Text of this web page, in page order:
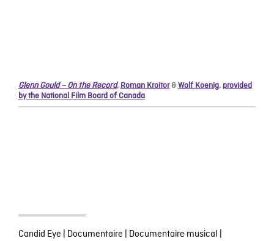
Glenn Gould – On the Record, Roman Kroitor&Wolf Koenig, provided
by the National Film Board of Canada
Candid Eye Documentaire Documentaire musical